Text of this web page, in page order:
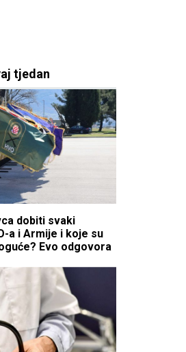
tjedan
dobiti svaki
a i Armije i koje su
Evo odgovora